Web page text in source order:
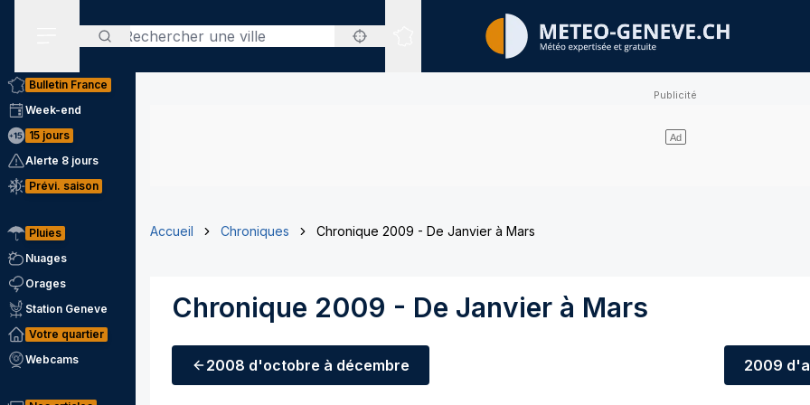
Rechercher
Sites expertisés
Bulletin France
Week-end
15 jours
Alerte 8 jours
Prévi. saison
Pluies
Nuages
Orages
Station Geneve
Votre quartier
Webcams
Accueil Chroniques Chronique 2009 - De Janvier à Mars
Chronique 2009 - De Janvier à Mars
2008 d'octobre à décembre 2009